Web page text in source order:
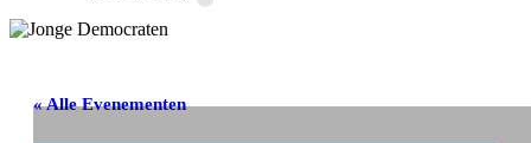
« Alle Evenementen